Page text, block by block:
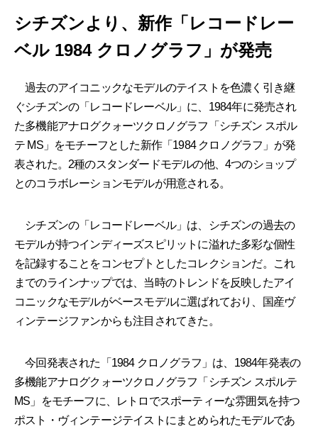
シチズンより、新作「レコードレー
ベル 1984 クロノグラフ」が発売
過去のアイコニックなモデルのテイストを色濃く引き継
ぐシチズンの「レコードレーベル」に、1984年に発売され
た多機能アナログクォーツクロノグラフ「シチズン スポル
テ MS」をモチーフとした新作「1984 クロノグラフ」が発
表された。2種のスタンダードモデルの他、4つのショップ
とのコラボレーションモデルが用意される。
シチズンの「レコードレーベル」は、シチズンの過去の
モデルが持つインディーズスピリットに溢れた多彩な個性
を記録することをコンセプトとしたコレクションだ。これ
までのラインナップでは、当時のトレンドを反映したアイ
コニックなモデルがベースモデルに選ばれており、国産ヴ
ィンテージファンからも注目されてきた。
今回発表された「1984 クロノグラフ」は、1984年発表の
多機能アナログクォーツクロノグラフ「シチズン スポルテ
MS」をモチーフに、レトロでスポーティーな雰囲気を持つ
ポスト・ヴィンテージテイストにまとめられたモデルであ